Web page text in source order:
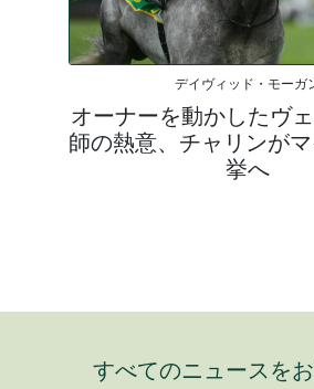
デイヴィッド・モーガ
オーナーを動かしたヴ
師の熱意、チャリンが
挙へ
すべてのニュースをお